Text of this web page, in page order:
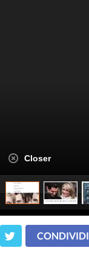
Closer
CONDIVIDI